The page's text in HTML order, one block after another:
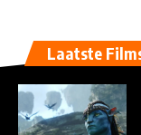
Laatste